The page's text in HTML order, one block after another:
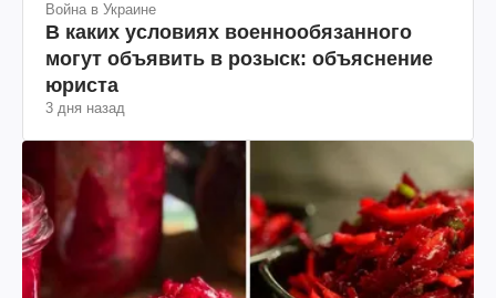
Война в Украине
В каких условиях военнообязанного
могут объявить в розыск: объяснение
юриста
3 дня назад